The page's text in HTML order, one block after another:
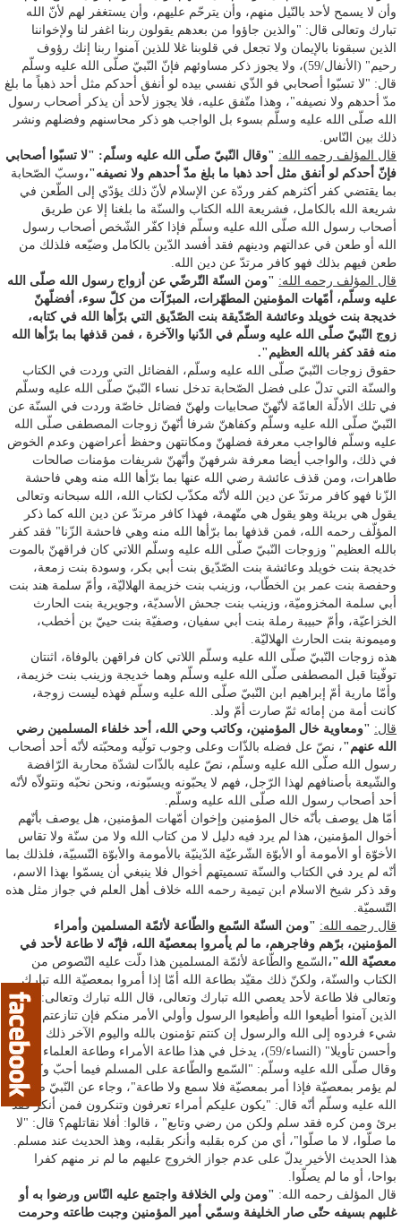
وأن لا يسمح لأحد بالنّيل منهم، وأن يترحّم عليهم، وأن يستغفر لهم لأنّ الله
تبارك وتعالى قال: "والذين جاؤوا من بعدهم يقولون ربنا اغفر لنا ولإخواننا
الذين سبقونا بالإيمان ولا تجعل في قلوبنا غلا للذين آمنوا ربنا إنك رؤوف
رحيم" (الأنفال/59)، ولا يجوز ذكر مساوئهم فإنّ النّبيّ صلّى الله عليه وسلّم
قال: "لا تسبّوا أصحابي فو الذّي نفسي بيده لو أنفق أحدكم مثل أحد ذهباً ما بلغ
مدّ أحدهم ولا نصيفه"، وهذا متّفق عليه، فلا يجوز لأحد أن يذكر أصحاب رسول
الله صلّى الله عليه وسلّم بسوء بل الواجب هو ذكر محاسنهم وفضلهم ونشر
ذلك بين النّاس.
قال المؤلف رحمه الله: "وقال النّبيّ صلّى الله عليه وسلّم: "لا تسبّوا أصحابي
فإنّ أحدكم لو أنفق مثل أحد ذهبا ما بلغ مدّ أحدهم ولا نصيفه"،وسبّ الصّحابة
بما يقتضي كفر أكثرهم كفر وردّة عن الإسلام لأنّ ذلك يؤدّي إلى الطّعن في
شريعة الله بالكامل، فشريعة الله الكتاب والسنّة ما بلغنا إلا عن طريق
أصحاب رسول الله صلّى الله عليه وسلّم فإذا كفّر الشّخص أصحاب رسول
الله أو طعن في عدالتهم ودينهم فقد أفسد الدّين بالكامل وضيّعه فلذلك من
طعن فيهم بذلك فهو كافر مرتدّ عن دين الله.
قال المؤلف رحمه الله: "ومن السنّة التّرضّي عن أزواج رسول الله صلّى الله
عليه وسلّم، أمّهات المؤمنين المطهّرات، المبرّآت من كلّ سوء، أفضلّهنّ
خديجة بنت خويلد وعائشة الصّدّيقة بنت الصّدّيق التي برّأها الله في كتابه،
زوج النّبيّ صلّى الله عليه وسلّم في الدّنيا والآخرة ، فمن قذفها بما برّأها الله
منه فقد كفر بالله العظيم".
حقوق زوجات النّبيّ صلّى الله عليه وسلّم، الفضائل التي وردت في الكتاب
والسنّة التي تدلّ على فضل الصّحابة تدخل نساء النّبيّ صلّى الله عليه وسلّم
في تلك الأدلّة العامّة لأنّهنّ صحابيات ولهنّ فضائل خاصّة وردت في السنّة عن
النّبيّ صلّى الله عليه وسلّم وكفاهنّ شرفا أنّهنّ زوجات المصطفى صلّى الله
عليه وسلّم فالواجب معرفة فضلهنّ ومكانتهن وحفظ أعراضهن وعدم الخوض
في ذلك، والواجب أيضا معرفة شرفهنّ وأنّهنّ شريفات مؤمنات صالحات
طاهرات، ومن قذف عائشة رضي الله عنها بما برّأها الله منه وهي فاحشة
الزّنا فهو كافر مرتدّ عن دين الله لأنّه مكذّب لكتاب الله، الله سبحانه وتعالى
يقول هي بريئة وهو يقول هي متّهمة، فهذا كافر مرتدّ عن دين الله كما ذكر
المؤلّف رحمه الله، فمن قذفها بما برّأها الله منه وهي فاحشة الزّنا" فقد كفر
بالله العظيم" وزوجات النّبيّ صلّى الله عليه وسلّم اللاتي كان فراقهنّ بالموت
خديجة بنت خويلد وعائشة بنت الصّدّيق بنت أبي بكر، وسودة بنت زمعة،
وحفصة بنت عمر بن الخطّاب، وزينب بنت خزيمة الهلاليّة، وأمّ سلمة هند بنت
أبي سلمة المخزوميّة، وزينب بنت جحش الأسديّة، وجويرية بنت الحارث
الخزاعيّة، وأمّ حبيبة رملة بنت أبي سفيان، وصفيّة بنت حييّ بن أخطب،
وميمونة بنت الحارث الهلاليّة.
هذه زوجات النّبيّ صلّى الله عليه وسلّم اللاتي كان فراقهن بالوفاة، اثنتان
توفّيتا قبل المصطفى صلّى الله عليه وسلّم وهما خديجة وزينب بنت خزيمة،
وأمّا مارية أمّ إبراهيم ابن النّبيّ صلّى الله عليه وسلّم فهذه ليست زوجة،
كانت أمة من إمائه ثمّ صارت أمّ ولد.
قال: "ومعاوية خال المؤمنين، وكاتب وحي الله، أحد خلفاء المسلمين رضي
الله عنهم"، نصّ عل فضله بالذّات وعلى وجوب تولّيه ومحبّته لأنّه أحد أصحاب
رسول الله صلّى الله عليه وسلّم، نصّ عليه بالذّات لشدّة محاربة الرّافضة
والشّيعة بأصنافهم لهذا الرّجل، فهم لا يحبّونه ويسبّونه، ونحن نحبّه ونتولاّه لأنّه
أحد أصحاب رسول الله صلّى الله عليه وسلّم.
أمّا هل يوصف بأنّه خال المؤمنين وإخوان أمّهات المؤمنين، هل يوصف بأنّهم
أخوال المؤمنين، هذا لم يرد فيه دليل لا من كتاب الله ولا من سنّة ولا تقاس
الأخوّة أو الأمومة أو الأبوّة الشّرعيّة الدّينيّة بالأمومة والأبوّة النّسبيّة، فلذلك بما
أنّه لم يرد في الكتاب والسنّة تسميتهم أخوال فلا ينبغي أن يسمّوا بهذا الاسم،
وقد ذكر شيخ الاسلام ابن تيمية رحمه الله خلاف أهل العلم في جواز مثل هذه
التّسميّة.
قال رحمه الله: "ومن السنّة السّمع والطّاعة لأئمّة المسلمين وأمراء
المؤمنين، برّهم وفاجرهم، ما لم يأمروا بمعصيّة الله، فإنّه لا طاعة لأحد في
معصيّة الله"، السّمع والطّاعة لأئمّة المسلمين هذا دلّت عليه النّصوص من
الكتاب والسنّة، ولكنّ ذلك مقيّد بطاعة الله أمّا إذا أمروا بمعصيّة الله تبارك
وتعالى فلا طاعة لأحد يعصي الله تبارك وتعالى، قال الله تبارك وتعالى: "يا أيها
الذين آمنوا أطيعوا الله وأطيعوا الرسول وأولي الأمر منكم فإن تنازعتم في
شيء فردوه إلى الله والرسول إن كنتم تؤمنون بالله واليوم الآخر ذلك خير
وأحسن تأويلا" (النساء/59)، يدخل في هذا طاعة الأمراء وطاعة العلماء كذلك،
وقال صلّى الله عليه وسلّم: "السّمع والطّاعة على المسلم فيما أحبّ وكره ما
لم يؤمر بمعصيّة فإذا أمر بمعصيّة فلا سمع ولا طاعة"، وجاء عن النّبيّ صلّى
الله عليه وسلّم أنّه قال: "يكون عليكم أمراء تعرفون وتنكرون فمن أنكر فقد
برئ ومن كره فقد سلم ولكن من رضي وتابع" ، قالوا: أفلا نقاتلهم؟ قال: "لا
ما صلّوا، لا ما صلّوا"، أي من كره بقلبه وأنكر بقلبه، وهذ الحديث عند مسلم.
هذا الحديث الأخير يدلّ على عدم جواز الخروج عليهم ما لم نر منهم كفرا
بواحا، أو ما لم يصلّوا.
قال المؤلف رحمه الله: "ومن ولي الخلافة واجتمع عليه النّاس ورضوا به أو
غلبهم بسيفه حتّى صار الخليفة وسمّي أمير المؤمنين وجبت طاعته وحرمت